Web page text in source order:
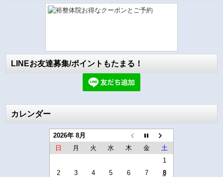
LINEお友達募集/ポイントもたまる！
カレンダー
2026年 8月
日
月 火 水 木 金
土
1
2
3 4 5 6 7
8